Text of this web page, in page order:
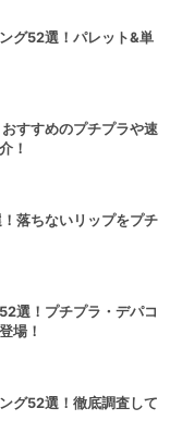
グ52選！パレット&単
すすめのプチプラや速
！
落ちないリップをプチ
選！プチプラ・デパコ
場！
グ52選！徹底調査して